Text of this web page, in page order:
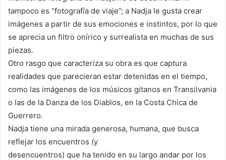
tampoco es “fotografía de viaje”; a Nadja le gusta crear
imágenes a partir de sus emociones e instintos, por lo que
se aprecia un filtro onírico y surrealista en muchas de sus
piezas.
Otro rasgo que caracteriza su obra es que captura
realidades que parecieran estar detenidas en el tiempo,
como las imágenes de los músicos gitanos en Transilvania
o las de la Danza de los Diablos, en la Costa Chica de
Guerrero.
Nadja tiene una mirada generosa, humana, que busca
reflejar los encuentros (y
desencuentros) que ha tenido en su largo andar por los